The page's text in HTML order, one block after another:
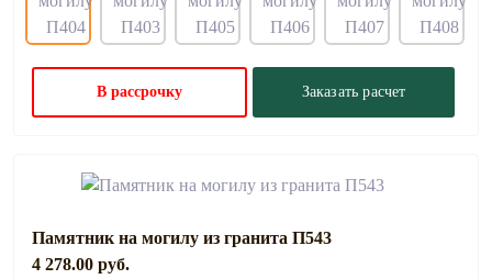
В рассрочку Заказать расчет
Памятник на могилу из гранита П543
4 278.00 руб.